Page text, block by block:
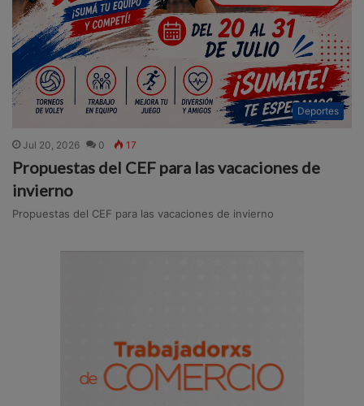
Deportes
Jul 20, 2026 0 17
Propuestas del CEF para las vacaciones de
invierno
Propuestas del CEF para las vacaciones de invierno